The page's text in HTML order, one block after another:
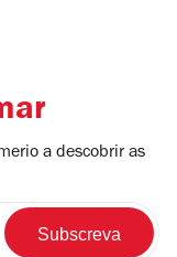
a descobrir as